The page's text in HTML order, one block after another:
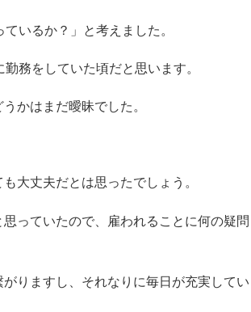
いるか？」と考えました。
務をしていた頃だと思います。
かはまだ曖昧でした。
大丈夫だとは思ったでしょう。
っていたので、雇われることに何の疑問
りますし、それなりに毎日が充実してい